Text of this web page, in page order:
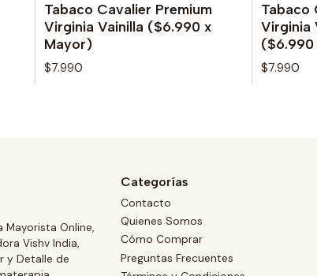
No disponible
Tabaco Cavalier Premium
Virginia Vainilla ($6.990 x
Mayor)
$7.990
No
Tabaco
Virginia
($6.990
$7.990
Mayorista Online,
Vishv India,
y Detalle de
Categorías
Contacto
Quienes Somos
Cómo Comprar
Preguntas Frecuentes